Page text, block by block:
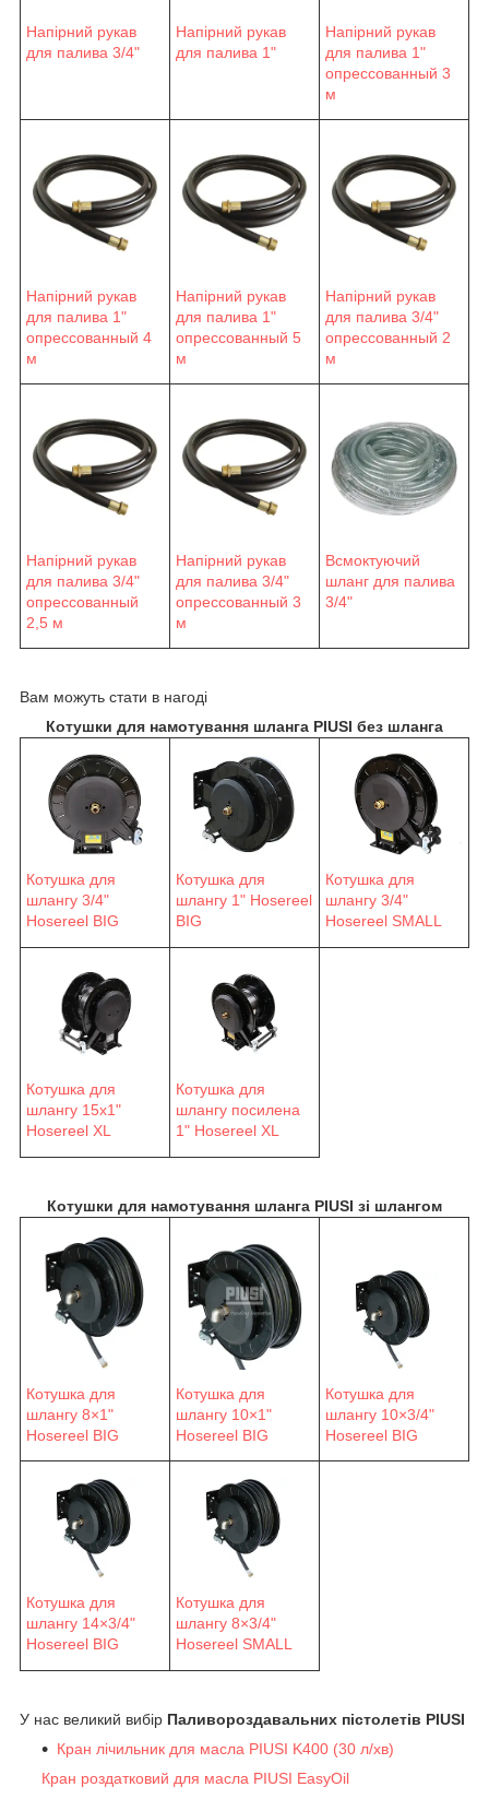
Напірний рукав
для палива 3/4"
Напірний рукав
для палива 1"
Напірний рукав
для палива 1"
опрессованный 3
м
Напірний рукав
для палива 1"
опрессованный 4
м
Напірний рукав
для палива 1"
опрессованный 5
м
Напірний рукав
для палива 3/4"
опрессованный 2
м
Напірний рукав
для палива 3/4"
опрессованный
2,5 м
Напірний рукав
для палива 3/4"
опрессованный 3
м
Всмоктуючий
шланг для палива
3/4"
Вам можуть стати в нагоді
Котушки для намотування шланга PIUSI без шланга
Котушка для
шлангу 3/4"
Hosereel BIG
Котушка для
шлангу 1" Hosereel
BIG
Котушка для
шлангу 3/4"
Hosereel SMALL
Котушка для
шлангу 15х1"
Hosereel XL
Котушка для
шлангу посилена
1" Hosereel XL
Котушки для намотування шланга PIUSI зі шлангом
Котушка для
шлангу 8×1"
Hosereel BIG
Котушка для
шлангу 10×1"
Hosereel BIG
Котушка для
шлангу 10×3/4"
Hosereel BIG
Котушка для
шлангу 14×3/4"
Hosereel BIG
Котушка для
шлангу 8×3/4"
Hosereel SMALL
У нас великий вибір Паливороздавальних пістолетів PIUSI
Кран лічильник для масла PIUSI K400 (30 л/хв)
Кран роздатковий для масла PIUSI EasyOil